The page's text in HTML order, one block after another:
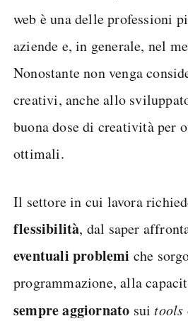
web è una delle professioni
aziende e, in generale, nel
Nonostante non venga
creativi, anche allo
buona dose di creatività per
ottimali.
Il settore in cui lavora
flessibilità, dal saper
eventuali problemi che
programmazione, alla
sempre aggiornato suitools